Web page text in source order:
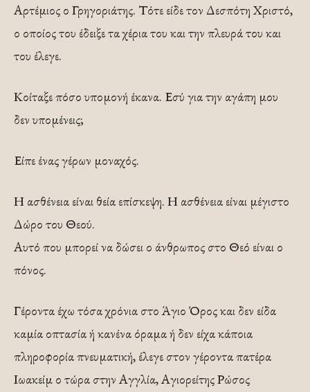
Αρτέμιος ο Γρηγοριάτης. Τότε είδε τον Δεσπότη Χριστό,
ο οποίος του έδειξε τα χέρια του και την πλευρά του και
του έλεγε.
Κοίταξε πόσο υπομονή έκανα. Εσύ για την αγάπη μου
δεν υπομένεις;
Είπε ένας γέρων μοναχός.
Η ασθένεια είναι θεία επίσκεψη. Η ασθένεια είναι μέγιστο
Δώρο του Θεού.
Αυτό που μπορεί να δώσει ο άνθρωπος στο Θεό είναι ο
πόνος.
Γέροντα έχω τόσα χρόνια στο Άγιο Όρος και δεν είδα
καμία οπτασία ή κανένα όραμα ή δεν είχα κάποια
πληροφορία πνευματική, έλεγε στον γέροντα πατέρα
Ιωακείμ ο τώρα στην Αγγλία, Αγιορείτης Ρώσος